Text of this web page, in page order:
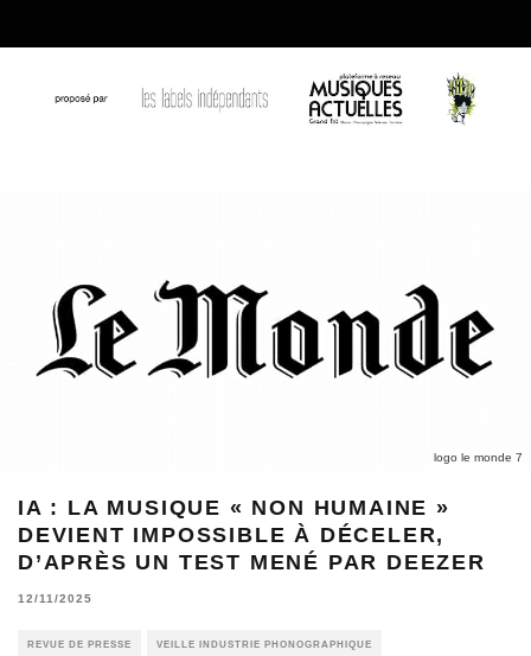
logo le monde 7
IA : LA MUSIQUE « NON HUMAINE »
DEVIENT IMPOSSIBLE À DÉCELER,
D’APRÈS UN TEST MENÉ PAR DEEZER
12/11/2025
REVUE DE PRESSE VEILLE INDUSTRIE PHONOGRAPHIQUE